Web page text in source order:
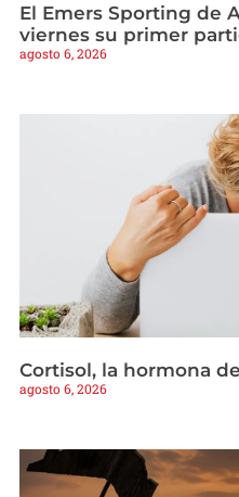
El Emers Sporting de
viernes su primer
agosto 6, 2026
Cortisol, la hormona
agosto 6, 2026